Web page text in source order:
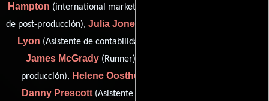
Hampton (international marketing),
de post-producción), Julia Jones
Lyon (Asistente de contabilidad),
James McGrady (Runner),
producción), Helene Oosthuizen
Danny Prescott(Asistente de producción),